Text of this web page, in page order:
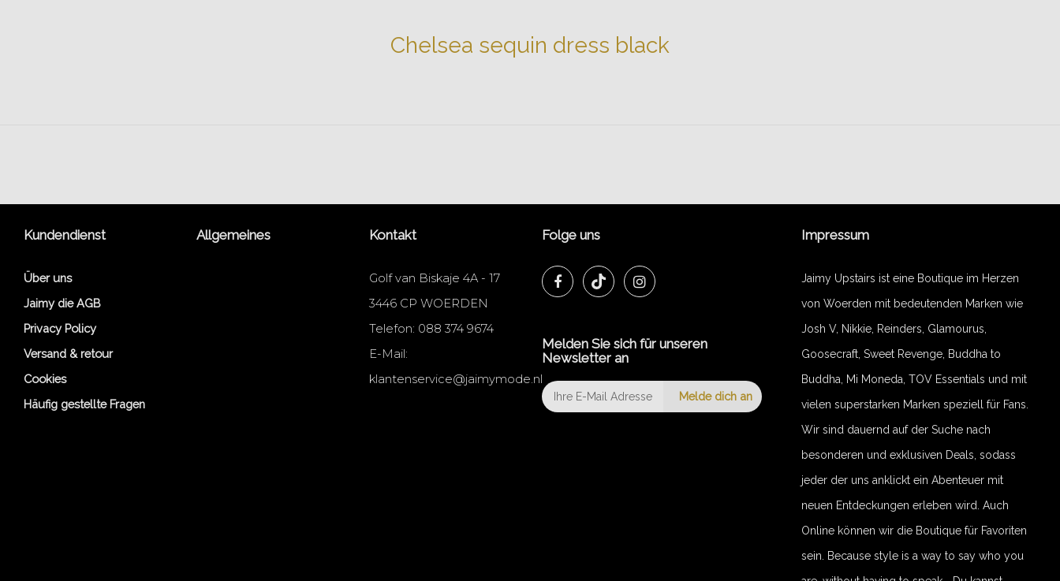
Chelsea sequin dress black
Kundendienst
Über uns
Jaimy die AGB
Privacy Policy
Versand & retour
Cookies
Häufig gestellte Fragen
Allgemeines Kontakt
Golf van Biskaje 4A - 17
3446 CP WOERDEN
Telefon: 088 374 9674
E-Mail:
klantenservice@jaimymode.nl
Folge uns
Melden Sie sich für unseren
Newsletter an
Melde dich an
Impressum
Jaimy Upstairs ist eine Boutique im Herzen
von Woerden mit bedeutenden Marken wie
Josh V, Nikkie, Reinders, Glamourus,
Goosecraft, Sweet Revenge, Buddha to
Buddha, Mi Moneda, TOV Essentials und mit
vielen superstarken Marken speziell für Fans.
Wir sind dauernd auf der Suche nach
besonderen und exklusiven Deals, sodass
jeder der uns anklickt ein Abenteuer mit
neuen Entdeckungen erleben wird. Auch
Online können wir die Boutique für Favoriten
sein. Because style is a way to say who you